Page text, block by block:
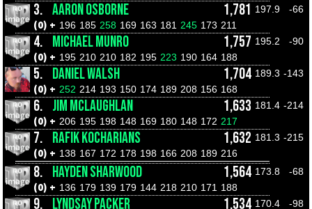
3. AARON OSBORNE 1,781 197.9 -66
(0) + 196 185 258 169 163 181 245 173 211
4. MICHAEL MUNRO 1,757 195.2 -90
(0) + 195 210 210 182 195 223 190 164 188
5. DANIEL WALSH 1,704 189.3 -143
(0) + 252 214 193 150 174 189 208 156 168
6. JIM MCLAUGHLAN 1,633 181.4 -214
(0) + 206 195 198 148 169 180 148 172 217
7. RAFIK KOCHARIANS 1,632 181.3 -215
(0) + 138 167 172 178 198 166 208 189 216
8. HAYDEN SHARWOOD 1,564 173.8 -68
(0) + 136 179 139 179 144 218 210 171 188
9. LYNDSAY PACKER 1,534 170.4 -98